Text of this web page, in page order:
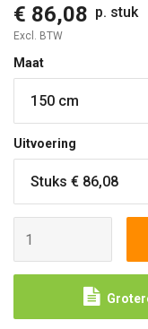
€ 86,08 p. stuk
Excl. BTW
Maat
Uitvoering